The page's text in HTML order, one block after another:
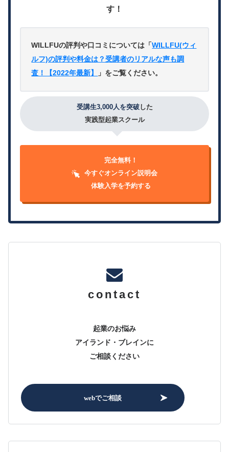
す！
WILLFUの評判や口コミについては「WILLFU(ウィ
ルフ)の評判や料金は？受講者のリアルな声も調
査！【2022年最新】
」をご覧ください。
受講生3,000人を突破した
実践型起業スクール
完全無料！
今すぐオンライン説明会
体験入学を予約する
contact
起業のお悩み
アイランド・ブレインに
ご相談ください
webでご相談